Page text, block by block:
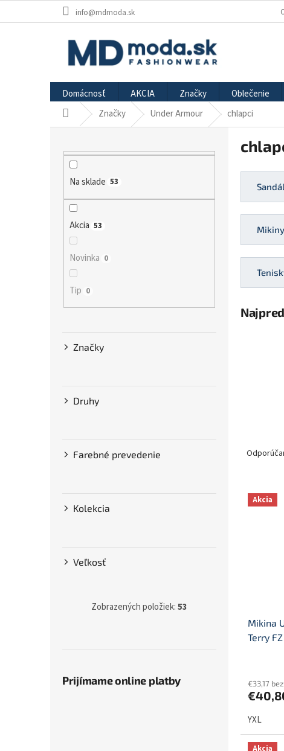
info@mdmoda.sk
Domácnosť AKCIA Značky Oblečenie
DomovZnačky Under Armour chlapci
Na sklade 53
Akcia 53
Novinka 0
Tip 0
Značky
Druhy
Farebné prevedenie
Kolekcia
Veľkosť
Zobrazených položiek:53
Prijímame online platby
Mikiny
Akcia
Mikina
Terry
€33,17
YXL
Akcia